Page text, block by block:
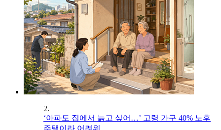
2.
‘아파도 집에서 늙고 싶어…’ 고령 가구 40% 노후